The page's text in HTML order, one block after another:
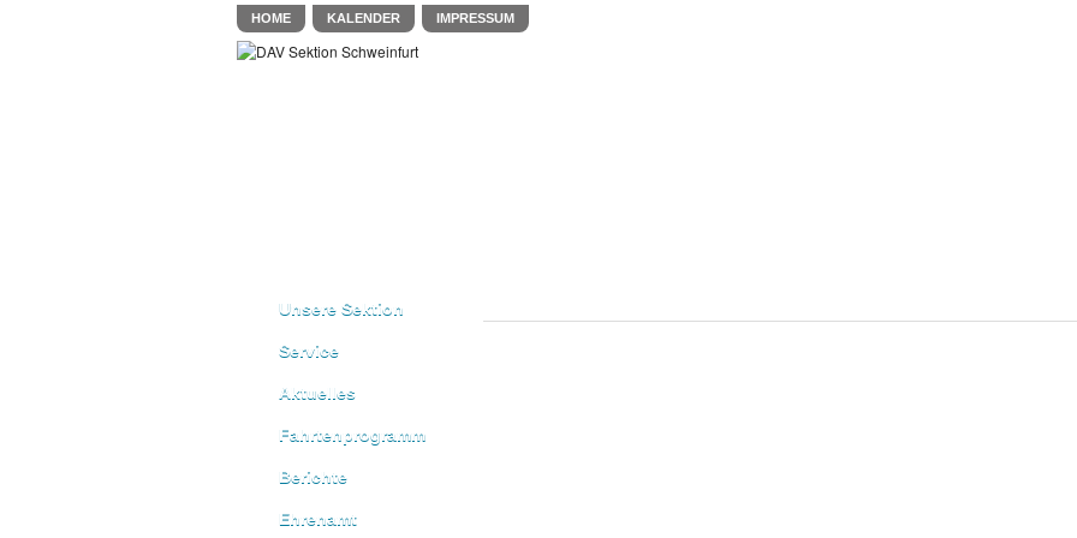
HOME KALENDER IMPRESSUM
Unsere Sektion
Service
Aktuelles
Fahrtenprogramm
Berichte
Ehrenamt